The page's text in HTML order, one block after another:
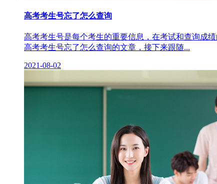
高考考生号忘了怎么查询
高考考生号是每个考生的重要信息，在考试和查询成
高考考生号忘了怎么查询的文章，接下来跟随...
2021-08-02